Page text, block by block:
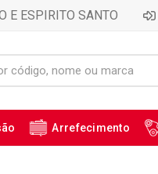
E ESPIRITO SANTO
Arrefecimento